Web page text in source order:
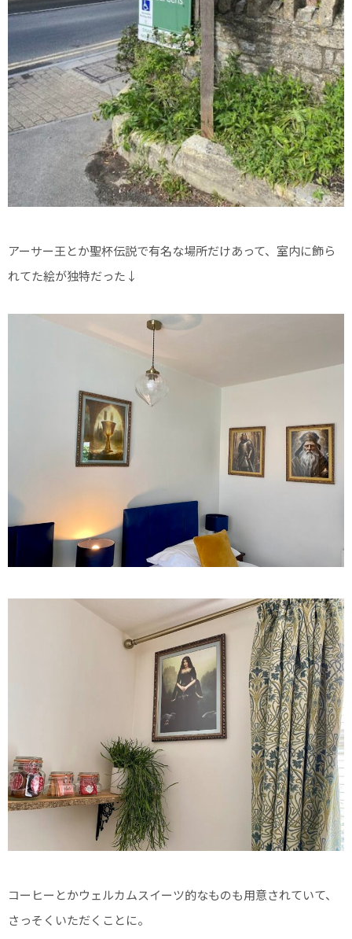
アーサー王とか聖杯伝説で有名な場所だけあって、室内に飾ら
れてた絵が独特だった↓
コーヒーとかウェルカムスイーツ的なものも用意されていて、
さっそくいただくことに。